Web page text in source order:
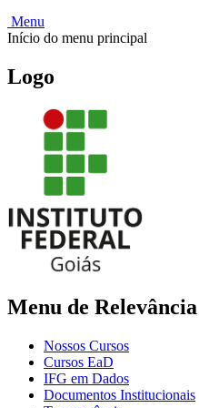
Menu
Início do menu principal
Logo
Menu de Relevância
Nossos Cursos
Cursos EaD
IFG em Dados
Documentos Institucionais